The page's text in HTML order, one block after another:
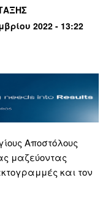
2022 - 13:22
Αποστόλους
μαζεύοντας
και τον